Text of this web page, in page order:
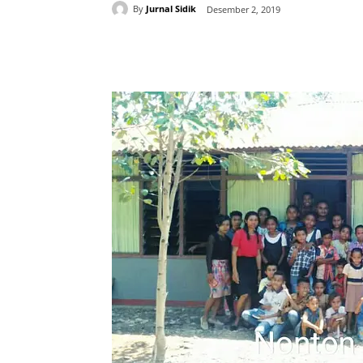
By Jurnal Sidik Desember 2, 2019